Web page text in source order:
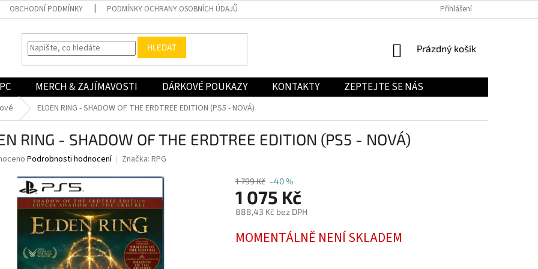
OBCHODNÍ PODMÍNKY PODMÍNKY OCHRANY OSOBNÍCH ÚDAJŮ Přihlášení
HLEDAT
NÁKUPNÍ
Prázdný košík
PC MERCH & ZAJÍMAVOSTI DÁRKOVÉ POUKAZY KONTAKTY ZEPTEJTE SE NÁS
ELDEN RING - SHADOW OF THE ERDTREE EDITION (PS5 - NOVÁ)
RING - SHADOW OF THE ERDTREE EDITION (PS5 - NOVÁ)
Podrobnosti hodnocení Značka: RPG
1 799 Kč –40 %
1 075 Kč
888,43 Kč bez DPH
cena:
MOMENTÁLNĚ NENÍ SKLADEM